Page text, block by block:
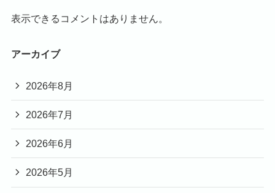
表示できるコメントはありません。
アーカイブ
2026年8月
2026年7月
2026年6月
2026年5月